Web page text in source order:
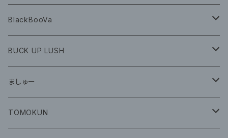
BlackBooVa
CD
BUCK UP LUSH
グッズ
CD
ましゅー
グッズ
TOMOKUN